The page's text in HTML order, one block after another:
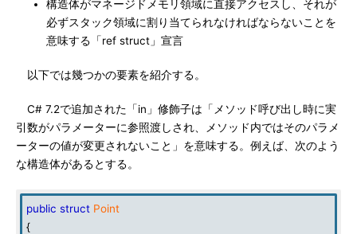
構造体がマネージドメモリ領域に直接アクセスし、それが
必ずスタック領域に割り当てられなければならないことを
意味する「ref struct」宣言
以下では幾つかの要素を紹介する。
C# 7.2で追加された「in」修飾子は「メソッド呼び出し時に実
引数がパラメーターに参照渡しされ、メソッド内ではそのパラメ
ーターの値が変更されないこと」を意味する。例えば、次のよう
な構造体があるとする。
public struct Point
{